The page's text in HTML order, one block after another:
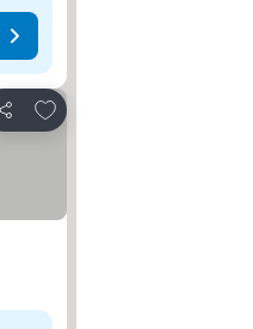
Teilen
Zu Favoriten hinzufügen